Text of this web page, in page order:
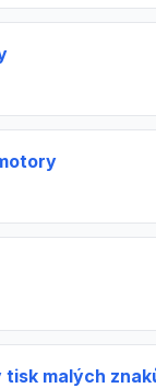
malých